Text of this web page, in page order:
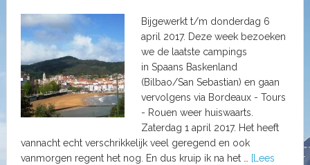
Bijgewerkt t/m donderdag 6
april 2017. Deze week bezoeken
we de laatste campings
in Spaans Baskenland
(Bilbao/San Sebastian) en gaan
vervolgens via Bordeaux - Tours
- Rouen weer huiswaarts.
Zaterdag 1 april 2017. Het heeft
vannacht echt verschrikkelijk veel geregend en ook
vanmorgen regent het nog. En dus kruip ik na het …
[Lees